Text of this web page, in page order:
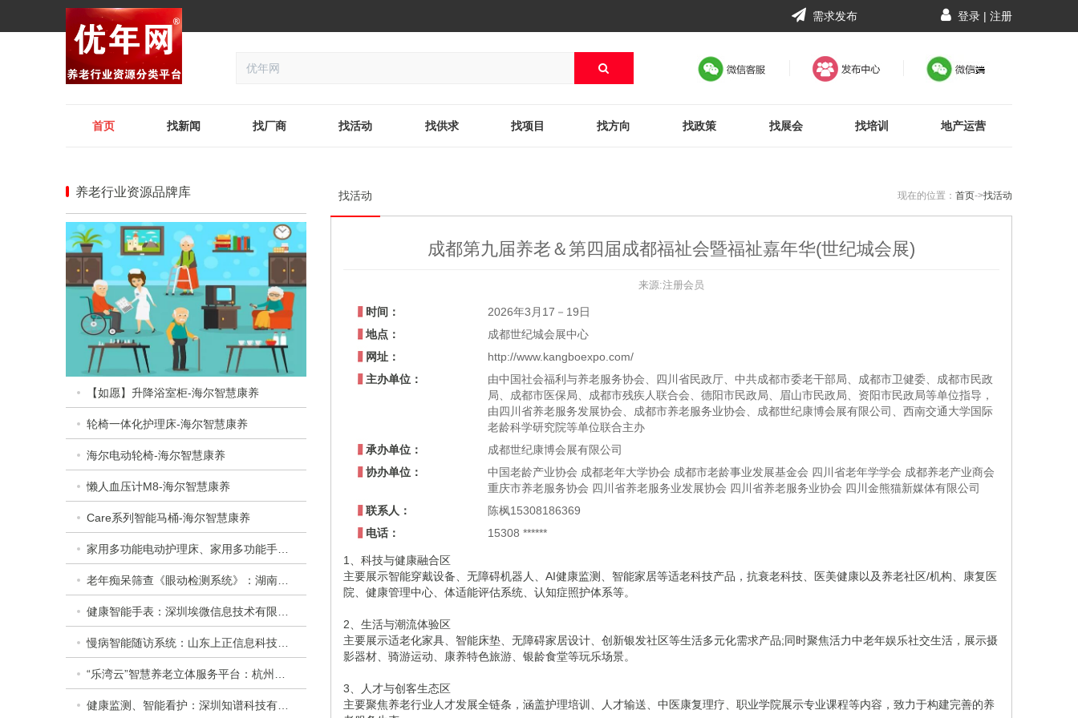
需求发布 登录 | 注册
首页 找新闻 找厂商 找活动 找供求 找项目 找方向 找政策 找展会 找培训 地产运营
养老行业资源品牌库
【如愿】升降浴室柜-海尔智慧康养
轮椅一体化护理床-海尔智慧康养
海尔电动轮椅-海尔智慧康养
懒人血压计M8-海尔智慧康养
Care系列智能马桶-海尔智慧康养
家用多功能电动护理床、家用多功能手动护理床：​衡水乐活医疗器械有限公司
老年痴呆筛查《眼动检测系统》：湖南佩蕾斯特科技有限公司
健康智能手表：深圳埃微信息技术有限公司
慢病智能随访系统：山东上正信息科技有限公司
“乐湾云”智慧养老立体服务平台：杭州乐湾科技有限公司
健康监测、智能看护：深圳知谱科技有限公司
找活动 现在的位置： 首页->找活动
成都第九届养老＆第四届成都福祉会暨福祉嘉年华(世纪城会展)
来源:注册会员
时间：
2026年3月17－19日
地点：
成都世纪城会展中心
网址：
http://www.kangboexpo.com/
主办单位：
由中国社会福利与养老服务协会、四川省民政厅、中共成都市委老干部局、成都市卫健委、成都市民政
局、成都市医保局、成都市残疾人联合会、德阳市民政局、眉山市民政局、资阳市民政局等单位指导，
由四川省养老服务发展协会、成都市养老服务业协会、成都世纪康博会展有限公司、西南交通大学国际
老龄科学研究院等单位联合主办
承办单位：
成都世纪康博会展有限公司
协办单位：
中国老龄产业协会 成都老年大学协会 成都市老龄事业发展基金会 四川省老年学学会 成都养老产业商会
重庆市养老服务协会 四川省养老服务业发展协会 四川省养老服务业协会 四川金熊猫新媒体有限公司
联系人：
陈枫15308186369
电话：
15308 ******
1、科技与健康融合区
主要展示智能穿戴设备、无障碍机器人、AI健康监测、智能家居等适老科技产品，抗衰老科技、医美健康以及养老社区/机构、康复医
院、健康管理中心、体适能评估系统、认知症照护体系等。
2、生活与潮流体验区
主要展示适老化家具、智能床垫、无障碍家居设计、创新银发社区等生活多元化需求产品;同时聚焦活力中老年娱乐社交生活，展示摄
影器材、骑游运动、康养特色旅游、银龄食堂等玩乐场景。
3、人才与创客生态区
主要聚焦养老行业人才发展全链条，涵盖护理培训、人才输送、中医康复理疗、职业学院展示专业课程等内容，致力于构建完善的养